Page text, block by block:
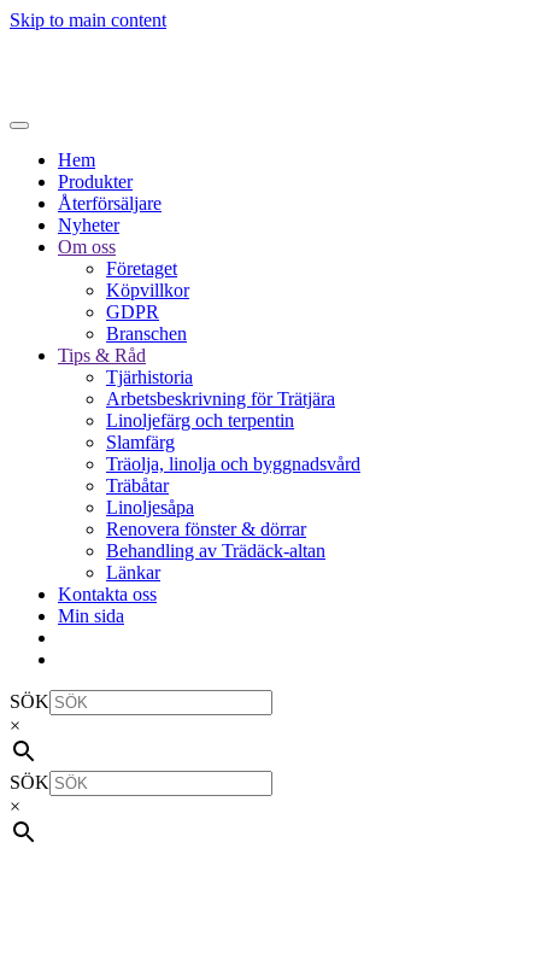
Skip to main content
Hem
Produkter
Återförsäljare
Nyheter
Om oss
Företaget
Köpvillkor
GDPR
Branschen
Tips & Råd
Tjärhistoria
Arbetsbeskrivning för Trätjära
Linoljefärg och terpentin
Slamfärg
Träolja, linolja och byggnadsvård
Träbåtar
Linoljesåpa
Renovera fönster & dörrar
Behandling av Trädäck-altan
Länkar
Kontakta oss
Min sida
SÖK
×
SÖK
×